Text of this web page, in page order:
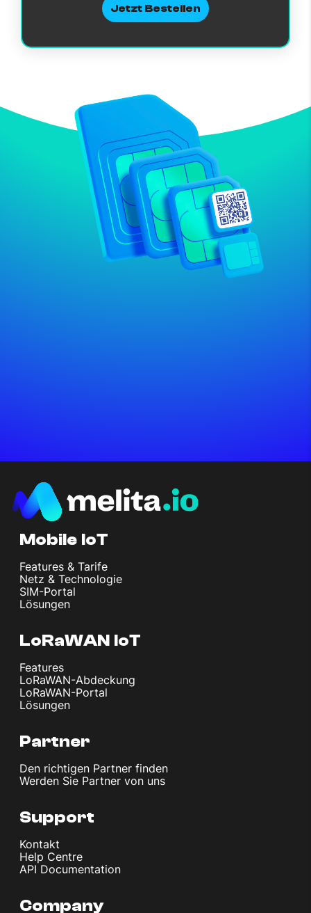
Jetzt Bestellen
Mobile IoT
Features & Tarife
Netz & Technologie
SIM-Portal
Lösungen
LoRaWAN IoT
Features
LoRaWAN-Abdeckung
LoRaWAN-Portal
Lösungen
Partner
Den richtigen Partner finden
Werden Sie Partner von uns
Support
Kontakt
Help Centre
API Documentation
Company